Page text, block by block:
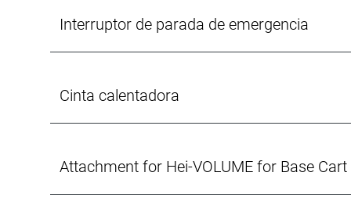
Interruptor de parada de emergencia
Cinta calentadora
Attachment for Hei-VOLUME for Base Cart